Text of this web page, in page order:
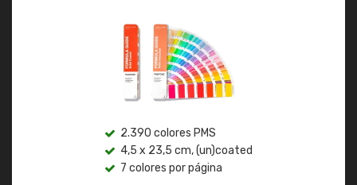
2.390 colores PMS
4,5 x 23,5 cm, (un)coated
7 colores por página